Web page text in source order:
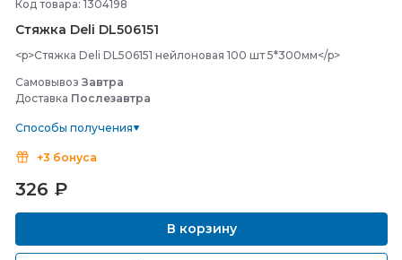
Код товара: 1304198
Стяжка Deli DL506151
<p>Стяжка Deli DL506151 нейлоновая 100 шт 5*300мм</p>
Самовывоз Завтра
Доставка Послезавтра
Способы получения
+3 бонуса
326 ₽
В корзину